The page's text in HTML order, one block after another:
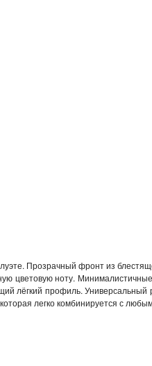
Прозрачный фронт из
цветовую ноту.
лёгкий профиль.
легко комбинируется с